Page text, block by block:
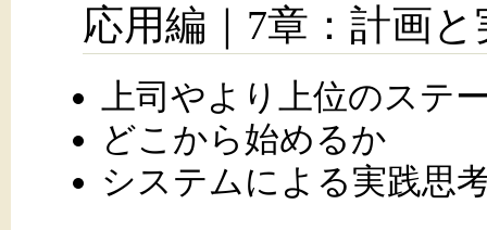
応用編｜7章：計画と
上司やより上位のステ
どこから始めるか
システムによる実践思